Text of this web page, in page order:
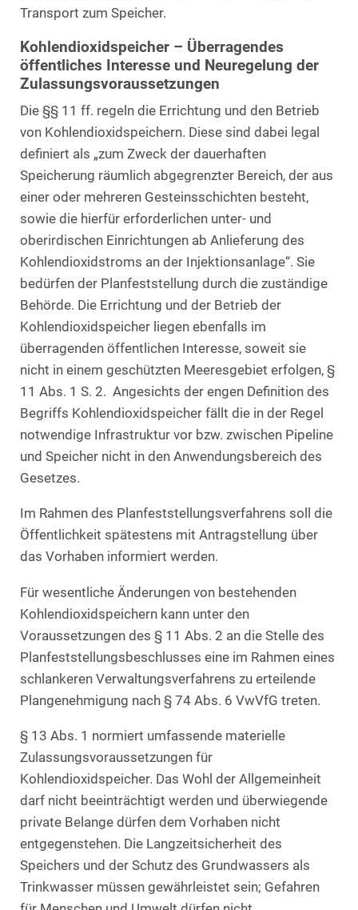
Transport zum Speicher.
Kohlendioxidspeicher – Überragendes
öffentliches Interesse und Neuregelung der
Zulassungsvoraussetzungen
Die §§ 11 ff. regeln die Errichtung und den Betrieb
von Kohlendioxidspeichern. Diese sind dabei legal
definiert als „zum Zweck der dauerhaften
Speicherung räumlich abgegrenzter Bereich, der aus
einer oder mehreren Gesteinsschichten besteht,
sowie die hierfür erforderlichen unter- und
oberirdischen Einrichtungen ab Anlieferung des
Kohlendioxidstroms an der Injektionsanlage“. Sie
bedürfen der Planfeststellung durch die zuständige
Behörde. Die Errichtung und der Betrieb der
Kohlendioxidspeicher liegen ebenfalls im
überragenden öffentlichen Interesse, soweit sie
nicht in einem geschützten Meeresgebiet erfolgen, §
11 Abs. 1 S. 2. Angesichts der engen Definition des
Begriffs Kohlendioxidspeicher fällt die in der Regel
notwendige Infrastruktur vor bzw. zwischen Pipeline
und Speicher nicht in den Anwendungsbereich des
Gesetzes.
Im Rahmen des Planfeststellungsverfahrens soll die
Öffentlichkeit spätestens mit Antragstellung über
das Vorhaben informiert werden.
Für wesentliche Änderungen von bestehenden
Kohlendioxidspeichern kann unter den
Voraussetzungen des § 11 Abs. 2 an die Stelle des
Planfeststellungsbeschlusses eine im Rahmen eines
schlankeren Verwaltungsverfahrens zu erteilende
Plangenehmigung nach § 74 Abs. 6 VwVfG treten.
§ 13 Abs. 1 normiert umfassende materielle
Zulassungsvoraussetzungen für
Kohlendioxidspeicher. Das Wohl der Allgemeinheit
darf nicht beeinträchtigt werden und überwiegende
private Belange dürfen dem Vorhaben nicht
entgegenstehen. Die Langzeitsicherheit des
Speichers und der Schutz des Grundwassers als
Trinkwasser müssen gewährleistet sein; Gefahren